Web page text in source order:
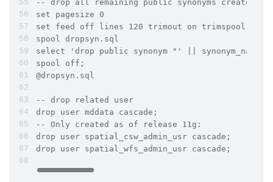
-- drop all remaining public synonyms created
set pagesize 0
set feed off lines 120 trimout on trimspool on
spool dropsyn.sql
select 'drop public synonym "' || synonym_name
spool off;
@dropsyn.sql
-- drop related user
drop user mddata cascade;
-- Only created as of release 11g:
drop user spatial_csw_admin_usr cascade;
drop user spatial_wfs_admin_usr cascade;